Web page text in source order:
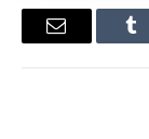
Tumblr
البريد